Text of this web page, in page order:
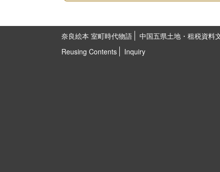
奈良絵本 室町時代物語
中国五県土地・租税資料
Reusing Contents
Inquiry